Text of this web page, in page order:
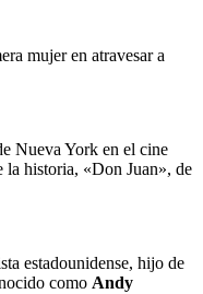
mujer en atravesar a
Nueva York en el cine
la historia, «Don Juan», de
estadounidense, hijo de
como Andy